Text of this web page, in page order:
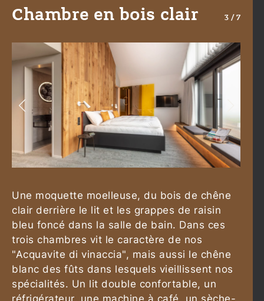
Chambre en bois clair 3 / 7
Une moquette moelleuse, du bois de chêne
clair derrière le lit et les grappes de raisin
bleu foncé dans la salle de bain. Dans ces
trois chambres vit le caractère de nos
"Acquavite di vinaccia", mais aussi le chêne
blanc des fûts dans lesquels vieillissent nos
spécialités. Un lit double confortable, un